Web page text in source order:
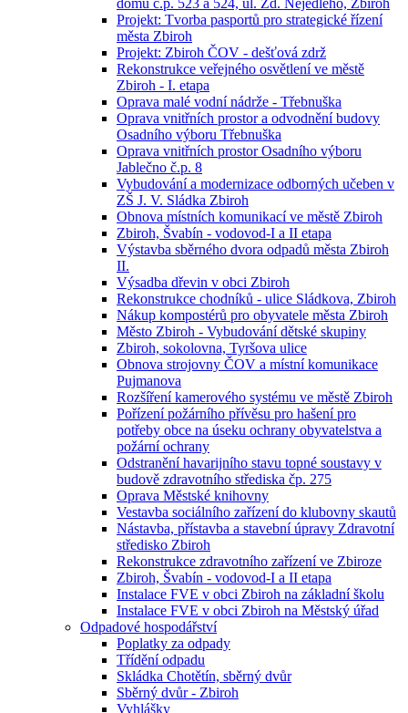
domu č.p. 523 a 524, ul. Zd. Nejedlého, Zbiroh
Projekt: Tvorba pasportů pro strategické řízení
města Zbiroh
Projekt: Zbiroh ČOV - dešťová zdrž
Rekonstrukce veřejného osvětlení ve městě
Zbiroh - I. etapa
Oprava malé vodní nádrže - Třebnuška
Oprava vnitřních prostor a odvodnění budovy
Osadního výboru Třebnuška
Oprava vnitřních prostor Osadního výboru
Jablečno č.p. 8
Vybudování a modernizace odborných učeben v
ZŠ J. V. Sládka Zbiroh
Obnova místních komunikací ve městě Zbiroh
Zbiroh, Švabín - vodovod-I a II etapa
Výstavba sběrného dvora odpadů města Zbiroh
II.
Výsadba dřevin v obci Zbiroh
Rekonstrukce chodníků - ulice Sládkova, Zbiroh
Nákup kompostérů pro obyvatele města Zbiroh
Město Zbiroh - Vybudování dětské skupiny
Zbiroh, sokolovna, Tyršova ulice
Obnova strojovny ČOV a místní komunikace
Pujmanova
Rozšíření kamerového systému ve městě Zbiroh
Pořízení požárního přívěsu pro hašení pro
potřeby obce na úseku ochrany obyvatelstva a
požární ochrany
Odstranění havarijního stavu topné soustavy v
budově zdravotního střediska čp. 275
Oprava Městské knihovny
Vestavba sociálního zařízení do klubovny skautů
Nástavba, přístavba a stavební úpravy Zdravotní
středisko Zbiroh
Rekonstrukce zdravotního zařízení ve Zbiroze
Zbiroh, Švabín - vodovod-I a II etapa
Instalace FVE v obci Zbiroh na základní školu
Instalace FVE v obci Zbiroh na Městský úřad
Odpadové hospodářství
Poplatky za odpady
Třídění odpadu
Skládka Chotětín, sběrný dvůr
Sběrný dvůr - Zbiroh
Vyhlášky